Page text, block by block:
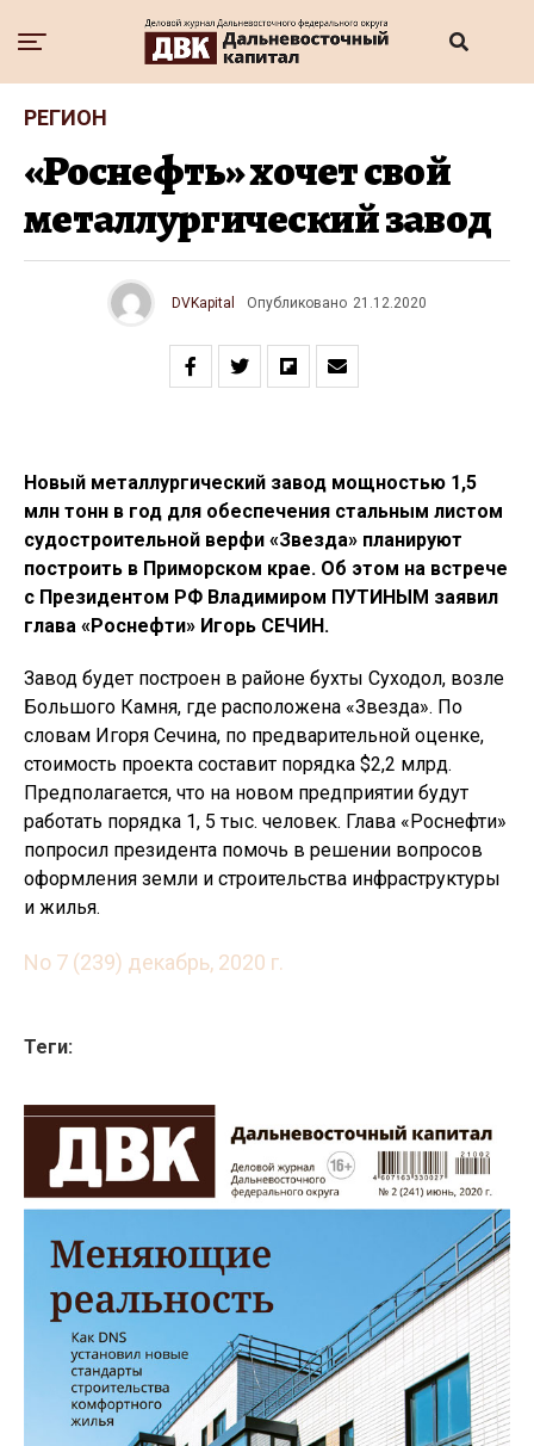
РЕГИОН
«Роснефть» хочет свой
металлургический завод
DVKapital Опубликовано 21.12.2020
Новый металлургический завод мощностью 1,5
млн тонн в год для обеспечения стальным листом
судостроительной верфи «Звезда» планируют
построить в Приморском крае. Об этом на встрече
с Президентом РФ Владимиром ПУТИНЫМ заявил
глава «Роснефти» Игорь СЕЧИН.
Завод будет построен в районе бухты Суходол, возле
Большого Камня, где расположена «Звезда». По
словам Игоря Сечина, по предварительной оценке,
стоимость проекта составит порядка $2,2 млрд.
Предполагается, что на новом предприятии будут
работать порядка 1, 5 тыс. человек. Глава «Роснефти»
попросил президента помочь в решении вопросов
оформления земли и строительства инфраструктуры
и жилья.
No 7 (239) декабрь, 2020 г.
Теги: